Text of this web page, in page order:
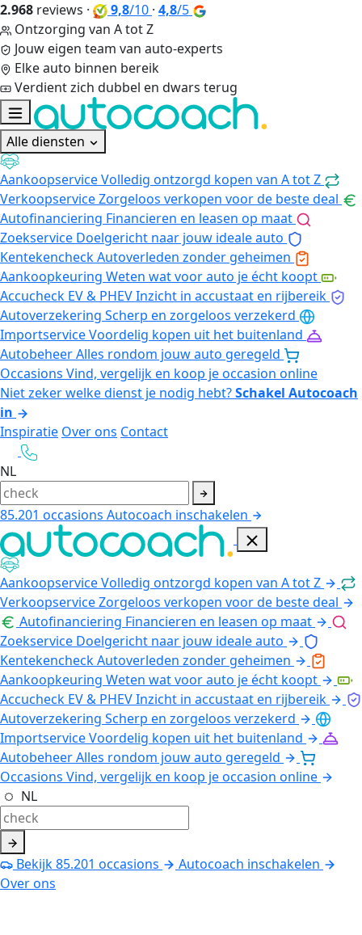
2.968 reviews · 9,8/10 · 4,8/5
Ontzorging van A tot Z
Jouw eigen team van auto-experts
Elke auto binnen bereik
Verdient zich dubbel en dwars terug
Alle diensten
AankoopserviceVolledig ontzorgd kopen van A tot Z
VerkoopserviceZorgeloos verkopen voor de beste deal
Autofinanciering Financieren en leasen op maat
Zoekservice Doelgericht naar jouw ideale auto
KentekencheckAutoverleden zonder geheimen
Aankoopkeuring Weten wat voor auto je écht koopt
Accucheck EV & PHEVInzicht in accustaat en rijbereik
Autoverzekering Scherp en zorgeloos verzekerd
ImportserviceVoordelig kopen uit het buitenland
AutobeheerAlles rondom jouw auto geregeld
Occasions Vind, vergelijk en koop je occasion online
Niet zeker welke dienst je nodig hebt?Schakel Autocoach
in
Inspiratie Over ons Contact
NL
85.201 occasions Autocoach inschakelen
AankoopserviceVolledig ontzorgd kopen van A tot Z
VerkoopserviceZorgeloos verkopen voor de beste deal
Autofinanciering Financieren en leasen op maat
Zoekservice Doelgericht naar jouw ideale auto
KentekencheckAutoverleden zonder geheimen
Aankoopkeuring Weten wat voor auto je écht koopt
Accucheck EV & PHEVInzicht in accustaat en rijbereik
Autoverzekering Scherp en zorgeloos verzekerd
ImportserviceVoordelig kopen uit het buitenland
AutobeheerAlles rondom jouw auto geregeld
Occasions Vind, vergelijk en koop je occasion online
NL
Bekijk85.201 occasions
Autocoach inschakelen
Over ons